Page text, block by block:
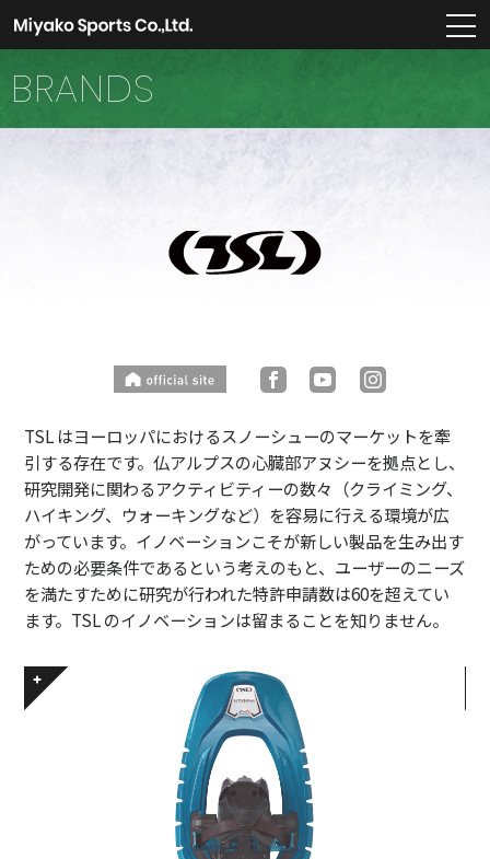
BRANDS
TSL はヨーロッパにおけるスノーシューのマーケットを牽
引する存在です。仏アルプスの心臓部アヌシーを拠点とし、
研究開発に関わるアクティビティーの数々（クライミング、
ハイキング、ウォーキングなど）を容易に行える環境が広
がっています。イノベーションこそが新しい製品を生み出す
ための必要条件であるという考えのもと、ユーザーのニーズ
を満たすために研究が行われた特許申請数は60を超えてい
ます。TSL のイノベーションは留まることを知りません。